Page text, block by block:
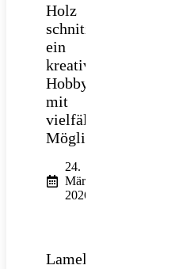
Holz
schnitzen:
ein
kreatives
Hobby
mit
vielfältigen
Möglichkeiten
24.
März
2026
Lamellendach